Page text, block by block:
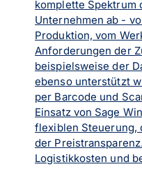
komplette Spektrum
Unternehmen ab -
Produktion, vom
Anforderungen der
beispielsweise der
ebenso unterstützt
per Barcode und
Einsatz von Sage
flexiblen Steuerung,
der
Logistikkosten und